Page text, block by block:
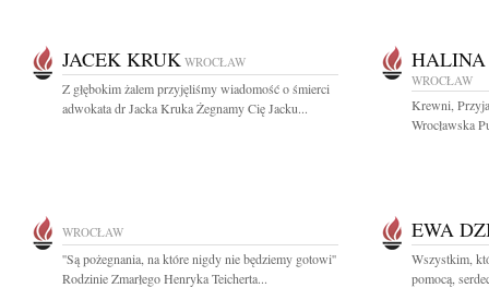
JACEK KRUK WROCŁAW
Z głębokim żalem przyjęliśmy wiadomość o śmierci
adwokata dr Jacka Kruka Żegnamy Cię Jacku...
WROCŁAW
Krewni,
Wrocławska
WROCŁAW
''Są pożegnania, na które nigdy nie będziemy gotowi''
Rodzinie Zmarłego Henryka Teicherta...
EWA
Wszystkim,
pomocą,